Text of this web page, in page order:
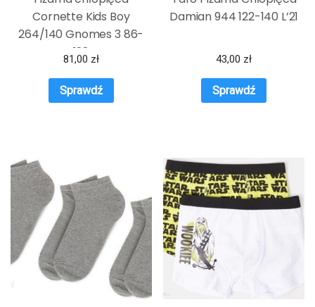
Cornette Kids Boy
264/140 Gnomes 3 86-
128
81,00 zł
Sprawdź
Damian 944 122-140 L’21
43,00 zł
Sprawdź